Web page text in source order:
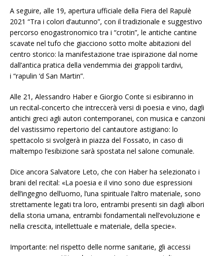
A seguire, alle 19, apertura ufficiale della Fiera del Rapulè
2021 “Tra i colori d’autunno”, con il tradizionale e suggestivo
percorso enogastronomico tra i “crotin”, le antiche cantine
scavate nel tufo che giacciono sotto molte abitazioni del
centro storico: la manifestazione trae ispirazione dal nome
dall’antica pratica della vendemmia dei grappoli tardivi,
i “rapulin ‘d San Martin”.
Alle 21, Alessandro Haber e Giorgio Conte si esibiranno in
un recital-concerto che intreccerà versi di poesia e vino, dagli
antichi greci agli autori contemporanei, con musica e canzoni
del vastissimo repertorio del cantautore astigiano: lo
spettacolo si svolgerà in piazza del Fossato, in caso di
maltempo l’esibizione sarà spostata nel salone comunale.
Dice ancora Salvatore Leto, che con Haber ha selezionato i
brani del recital: «La poesia e il vino sono due espressioni
dell’ingegno dell’uomo, l’una spirituale l’altro materiale, sono
strettamente legati tra loro, entrambi presenti sin dagli albori
della storia umana, entrambi fondamentali nell’evoluzione e
nella crescita, intellettuale e materiale, della specie».
Importante: nel rispetto delle norme sanitarie, gli accessi